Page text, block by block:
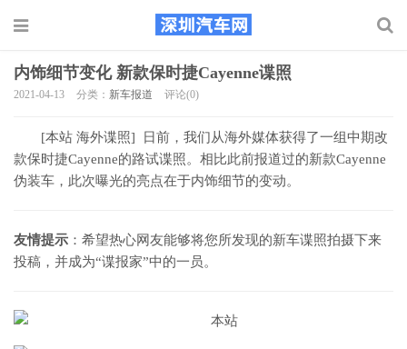
内饰细节变化 新款保时捷Cayenne谍照
2021-04-13 分类： 新车报道 评论(0)
[本站 海外谍照] 日前，我们从海外媒体获得了一组中期改
款保时捷Cayenne的路试谍照。相比此前报道过的新款Cayenne
伪装车，此次曝光的亮点在于内饰细节的变动。
友情提示 ：希望热心网友能够将您所发现的新车谍照拍摄下来
投稿，并成为“谍报家”中的一员。